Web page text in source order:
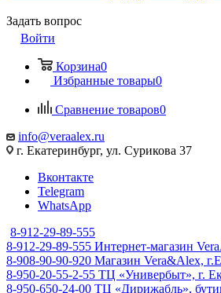
Задать вопрос
Войти
Корзина0
Избранные товары0
Сравнение товаров0
info@veraalex.ru
г. Екатеринбург, ул. Сурикова 37
Вконтакте
Telegram
WhatsApp
8-912-29-89-555
8-912-29-89-555 Интернет-магазин
8-908-90-90-920 Магазин Vera&Alex,
8-950-20-55-2-55 ТЦ «Универбыт», г.
8-950-650-24-00 ТЦ «Дирижабль»,